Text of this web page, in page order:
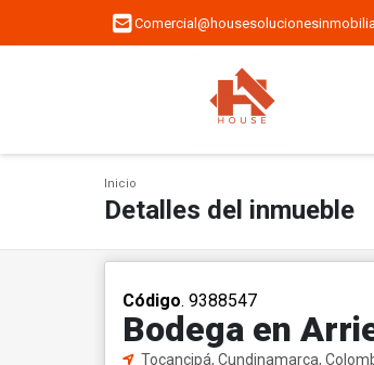
Inicio
Detalles del inmueble
Código. 9388547
Bodega en
Tocancipá, Cundinamarca,